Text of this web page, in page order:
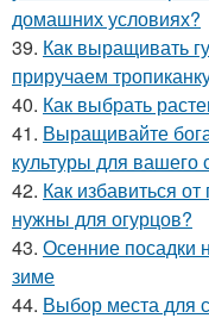
домашних условиях?
39. Как выращивать
приручаем
40. Как выбрать
41. Выращивайте
культуры для вашего
42. Как избавиться
нужны для огурцов?
43. Осенние посадки
зиме
44. Выбор места для